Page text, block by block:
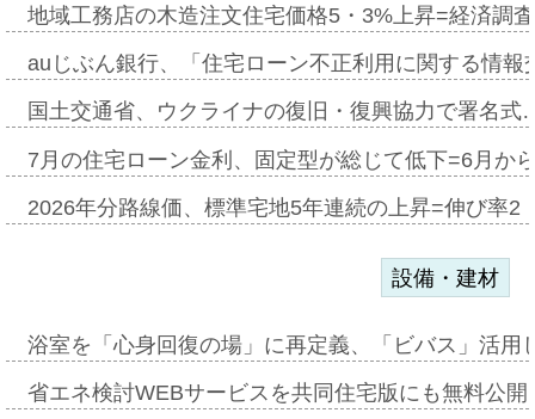
地域工務店の木造注文住宅価格5・3%上昇=経済調
auじぶん銀行、「住宅ローン不正利用に関する情
国土交通省、ウクライナの復旧・復興協力で署名
7月の住宅ローン金利、固定型が総じて低下=6月か
2026年分路線価、標準宅地5年連続の上昇=伸び率
設備・建材
浴室を「心身回復の場」に再定義、「ビバス」活
省エネ検討WEBサービスを共同住宅版にも無料公